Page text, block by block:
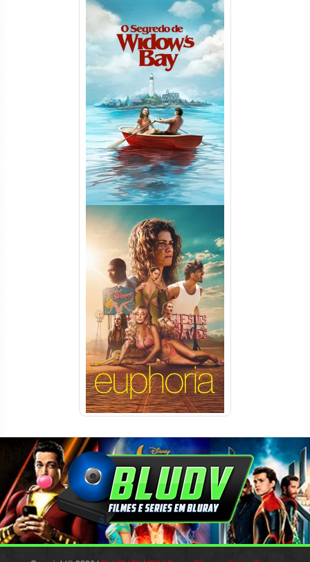
O Segredo de Widow’s Bay
1ª Temporada Torrent (2026)
WEB-DL 1080p Dual Áudio
Euphoria 3ª Temporada
Torrent (2026) WEB-DL 1080p
Dual Áudio